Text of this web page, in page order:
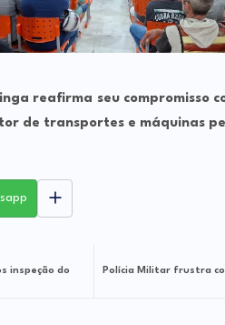
reafirma seu compromisso
de transportes e máquinas
Polícia Militar frustra
inspeção do